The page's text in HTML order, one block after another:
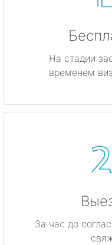
На стадии
временем
За час до